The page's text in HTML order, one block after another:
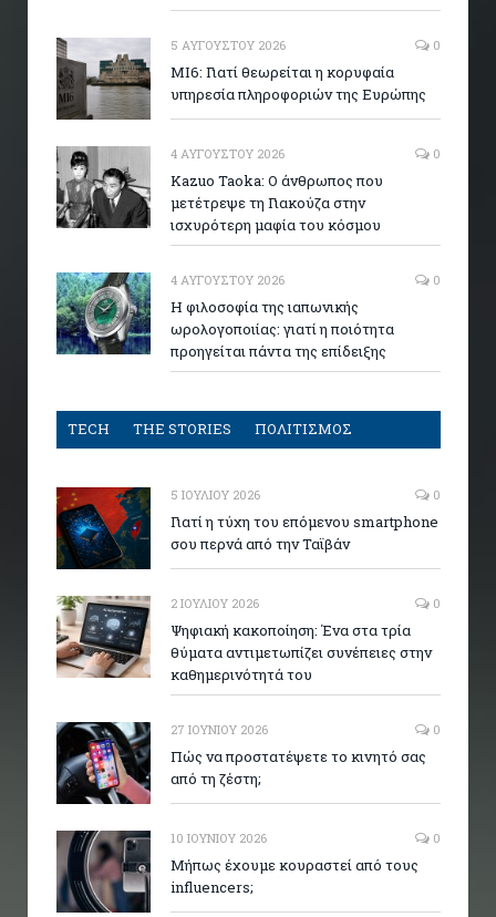
5 ΑΥΓΟΎΣΤΟΥ 2026 0
MI6: Γιατί θεωρείται η κορυφαία
υπηρεσία πληροφοριών της Ευρώπης
4 ΑΥΓΟΎΣΤΟΥ 2026 0
Kazuo Taoka: Ο άνθρωπος που
μετέτρεψε τη Γιακούζα στην
ισχυρότερη μαφία του κόσμου
4 ΑΥΓΟΎΣΤΟΥ 2026 0
Η φιλοσοφία της ιαπωνικής
ωρολογοποιίας: γιατί η ποιότητα
προηγείται πάντα της επίδειξης
TECH THE STORIES ΠΟΛΙΤΙΣΜΟΣ
5 ΙΟΥΛΊΟΥ 2026 0
Γιατί η τύχη του επόμενου smartphone
σου περνά από την Ταϊβάν
2 ΙΟΥΛΊΟΥ 2026 0
Ψηφιακή κακοποίηση: Ένα στα τρία
θύματα αντιμετωπίζει συνέπειες στην
καθημερινότητά του
27 ΙΟΥΝΊΟΥ 2026 0
Πώς να προστατέψετε το κινητό σας
από τη ζέστη;
10 ΙΟΥΝΊΟΥ 2026 0
Μήπως έχουμε κουραστεί από τους
influencers;